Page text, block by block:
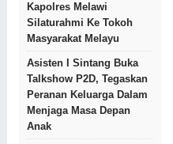
Kapolres Melawi
Silaturahmi Ke Tokoh
Masyarakat Melayu
Asisten I Sintang Buka
Talkshow P2D, Tegaskan
Peranan Keluarga Dalam
Menjaga Masa Depan
Anak